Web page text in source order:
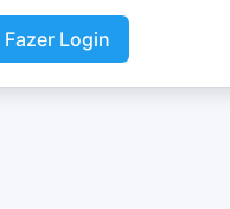
Fazer Login